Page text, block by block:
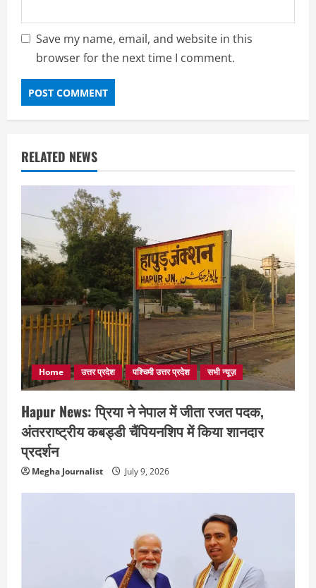
Save my name, email, and website in this
browser for the next time I comment.
RELATED NEWS
Home उत्तर प्रदेश पश्चिमी उत्तर प्रदेश सभी न्यूज़
Hapur News: प्रिया ने नेपाल में जीता रजत पदक,
अंतरराष्ट्रीय कबड्डी चैंपियनशिप में किया शानदार
प्रदर्शन
Megha Journalist July 9, 2026